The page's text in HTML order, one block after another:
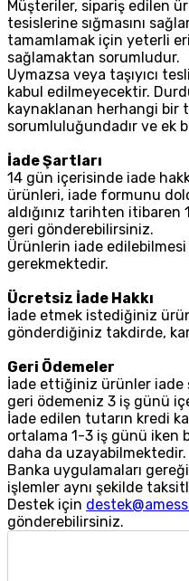
Müşteriler, sipariş edilen
tesislerine sığmasını
tamamlamak için yeterli
sağlamaktan sorumludur.
Uymazsa veya taşıyıcı
kabul edilmeyecektir.
kaynaklanan herhangi bir
sorumluluğundadır ve ek
İade Şartları
14 gün içerisinde iade
ürünleri, iade formunu
aldığınız tarihten
geri gönderebilirsiniz.
Ürünlerin iade edilebilmesi
gerekmektedir.
Ücretsiz İade Hakkı
İade etmek istediğiniz
gönderdiğiniz takdirde,
Geri Ödemeler
İade ettiğiniz ürünler iade
geri ödemeniz 3 iş günü
İade edilen tutarın kredi
ortalama 1-3 iş günü iken
daha da uzayabilmektedir.
Banka uygulamaları
işlemler aynı şekilde
Destek için
gönderebilirsiniz.